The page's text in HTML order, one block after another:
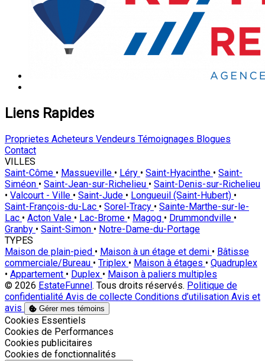
Liens Rapides
Proprietes Acheteurs Vendeurs Témoignages Blogues
Contact
VILLES
Saint-Côme • Massueville • Léry • Saint-Hyacinthe • Saint-
Siméon • Saint-Jean-sur-Richelieu • Saint-Denis-sur-Richelieu
• Valcourt - Ville • Saint-Jude • Longueuil (Saint-Hubert) •
Saint-François-du-Lac • Sorel-Tracy • Sainte-Marthe-sur-le-
Lac • Acton Vale • Lac-Brome • Magog • Drummondville •
Granby • Saint-Simon • Notre-Dame-du-Portage
TYPES
Maison de plain-pied • Maison à un étage et demi • Bâtisse
commerciale/Bureau • Triplex • Maison à étages • Quadruplex
• Appartement • Duplex • Maison à paliers multiples
© 2026 EstateFunnel . Tous droits réservés. Politique de
confidentialité Avis de collecte Conditions d’utilisation Avis et
avis
Gérer mes témoins
Activer
Cookies Essentiels
Activer
Cookies de Performances
Activer
Cookies publicitaires
Activer
Cookies de fonctionnalités